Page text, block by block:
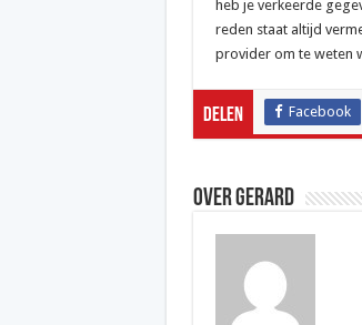
heb je verkeerde
reden staat altijd
provider om te weten
Delen Facebook
Over Gerard